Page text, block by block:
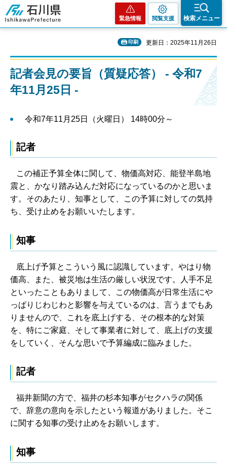
石川県
緊急情報 閲覧支援 検索メニュー
印刷 更新日：2025年11月26日
記者会見の要旨（質疑応答） - 令和7
年11月25日 -
令和7年11月25日（火曜日） 14時00分～
記者
この補正予算全体に関して、物価高対応、能登半島地
震と、かなり踏み込んだ対応になっているのかと思いま
す。そのあたり、知事として、この予算に対しての気持
ち、受け止めをお願いいたします。
知事
底上げ予算とこういう風に認識しています。やはり物
価高、また、被災地は生活の厳しい状況です。人手不足
といったこともありまして、この物価高が日常生活にや
っぱりじわじわと影響を与えているのは、言うまでもあ
りませんので、これを底上げする、その根本的な対策
を、特にご家庭、そして事業者に対して、底上げの支援
をしていく、そんな思いで予算編成に臨みました。
記者
福井新聞の方で、福井の杉本知事がセクハラの関係
で、辞意の意向を示したという報道がありました。そこ
に関する知事の受け止めをお願いします。
知事